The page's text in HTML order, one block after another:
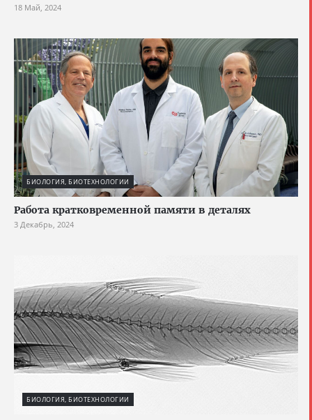
18 Май, 2024
БИОЛОГИЯ, БИОТЕХНОЛОГИИ
Работа кратковременной памяти в деталях
3 Декабрь, 2024
БИОЛОГИЯ, БИОТЕХНОЛОГИИ